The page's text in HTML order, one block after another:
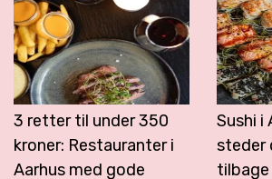
3 retter til under 350
kroner: Restauranter i
Aarhus med gode
Sushi i
steder
tilbage